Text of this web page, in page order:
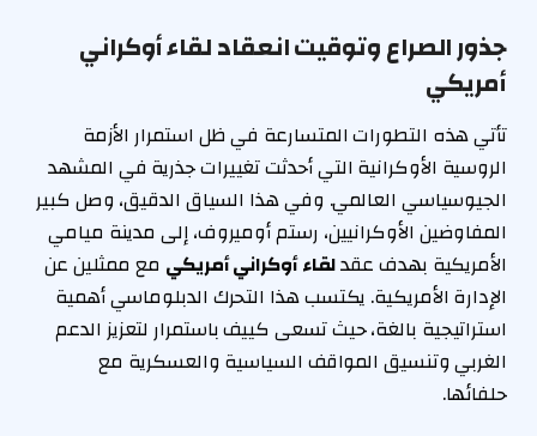
جذور الصراع وتوقيت انعقاد لقاء أوكراني
أمريكي
تأتي هذه التطورات المتسارعة في ظل استمرار الأزمة
الروسية الأوكرانية التي أحدثت تغييرات جذرية في المشهد
الجيوسياسي العالمي. وفي هذا السياق الدقيق، وصل كبير
المفاوضين الأوكرانيين، رستم أوميروف، إلى مدينة ميامي
الأمريكية بهدف عقدلقاء أوكراني أمريكي مع ممثلين عن
الإدارة الأمريكية. يكتسب هذا التحرك الدبلوماسي أهمية
استراتيجية بالغة، حيث تسعى كييف باستمرار لتعزيز الدعم
الغربي وتنسيق المواقف السياسية والعسكرية مع
حلفائها.